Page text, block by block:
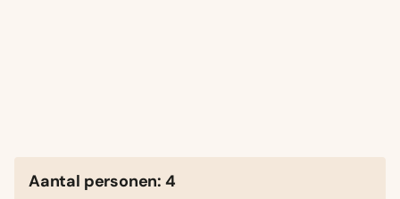
Aantal personen: 4